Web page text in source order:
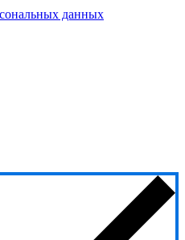
данных